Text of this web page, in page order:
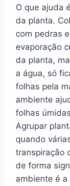
O que ajuda
da planta.
com pedras
evaporação
da planta,
a água, só
folhas pela
ambiente
folhas
Agrupar
quando
transpiração
de forma
ambiente é